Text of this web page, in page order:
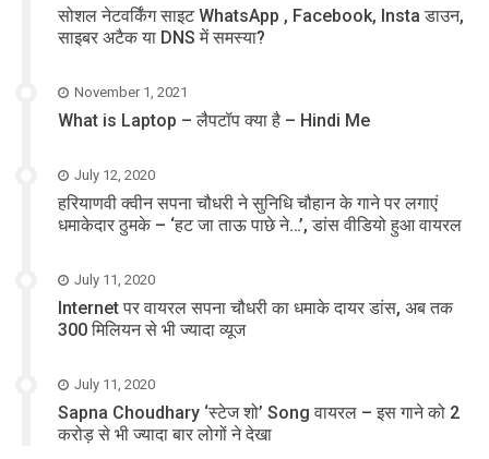
सोशल नेटवर्किंग साइट WhatsApp , Facebook, Insta डाउन,
साइबर अटैक या DNS में समस्या?
November 1, 2021
What is Laptop – लैपटॉप क्या है – Hindi Me
July 12, 2020
हरियाणवी क्वीन सपना चौधरी ने सुनिधि चौहान के गाने पर लगाएं
धमाकेदार ठुमके – ‘हट जा ताऊ पाछे ने…’, डांस वीडियो हुआ वायरल
July 11, 2020
Internet पर वायरल सपना चौधरी का धमाके दायर डांस, अब तक
300 मिलियन से भी ज्यादा व्यूज
July 11, 2020
Sapna Choudhary ‘स्टेज शो’ Song वायरल – इस गाने को 2
करोड़ से भी ज्यादा बार लोगों ने देखा